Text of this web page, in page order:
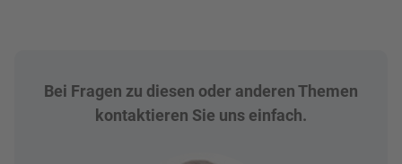
Bei Fragen zu diesen oder anderen Themen
kontaktieren Sie uns einfach.